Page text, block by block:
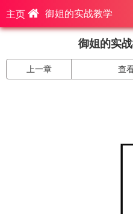
主页 御姐的实战教学
御姐的实
上一章 查